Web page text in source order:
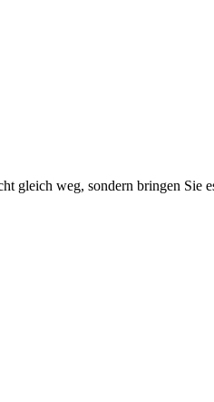
gleich weg, sondern bringen Sie